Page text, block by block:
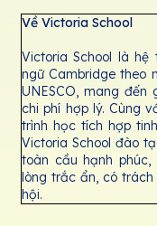
Về Victoria School
Victoria School là
ngữ Cambridge theo
UNESCO, mang
chi phí hợp lý. Cùng
trình học tích hợp
Victoria School đào
toàn cầu hạnh
lòng trắc ẩn, có
hội.